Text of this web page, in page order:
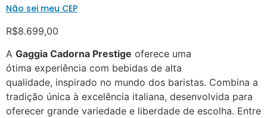
Não sei meu CEP
R$8.699,00
A Gaggia Cadorna Prestige oferece uma
ótima experiência com bebidas de alta
qualidade, inspirado no mundo dos baristas. Combina a
tradição única à excelência italiana, desenvolvida para
oferecer grande variedade e liberdade de escolha. Entre